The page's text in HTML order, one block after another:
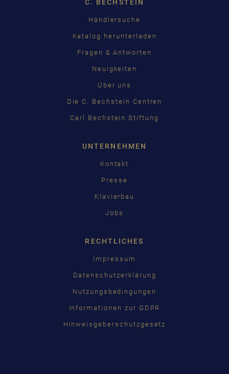
C. BECHSTEIN
Händlersuche
Katalog herunterladen
Fragen & Antworten
Neuigkeiten
Über uns
Die C. Bechstein Centren
Carl Bechstein Stiftung
UNTERNEHMEN
Kontakt
Presse
Klavierbau
Jobs
RECHTLICHES
Impressum
Datenschutzerklärung
Nutzungsbedingungen
Informationen zur GDPR
Hinweisgeberschutzgesetz